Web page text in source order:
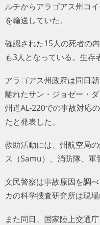
ルチからアラゴアス州コ
を輸送していた。
確認された15人の死者の
も3人となっている。生存
アラゴアス州政府は同日
離れたサン・ジョゼー・
州道AL-220での事故対応
たと発表した。
救助活動には、州航空局
ス（Samu）、消防隊、軍
文民警察は事故原因を調
カの科学捜査研究所は現
また同日、国家陸上交通